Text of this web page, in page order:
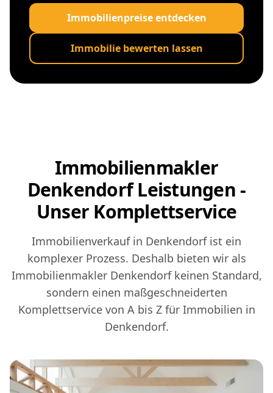
Immobilienpreise entdecken
Immobilie bewerten lassen
Immobilienmakler
Denkendorf Leistungen -
Unser Komplettservice
Immobilienverkauf in Denkendorf ist ein
komplexer Prozess. Deshalb bieten wir als
Immobilienmakler Denkendorf keinen Standard,
sondern einen maßgeschneiderten
Komplettservice von A bis Z für Immobilien in
Denkendorf.